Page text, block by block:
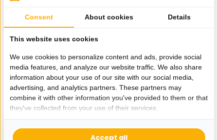
klantenservice@bazaaronline.nl
Ontvang de nieuwste aanbiedingen en promoties. We zullen
je niet spammen, beloofd.
Consent About cookies Details
This website uses cookies
We use cookies to personalize content and ads, provide social
media features, and analyze our website traffic. We also share
information about your use of our site with our social media,
advertising, and analytics partners. These partners may
combine it with other information you've provided to them or that
they've collected from your use of their services.
Accept all